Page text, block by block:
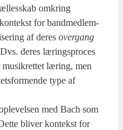
omkring
for band­med­lem­
af deres over­gang
deres lærings­pro­ces
læring, men
type af
med Bach som
bli­ver kon­tekst for